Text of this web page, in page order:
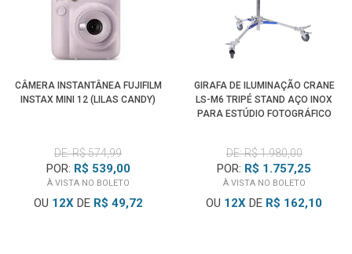
Compatível com outras Câmeras de Cinema, Filmadoras,
monitores, transmissores, gravadores, iluminadores e
equipamentos desenvolvidos para Baterias Canon da Série
945, BP-950, BP-950G, BP-955, BP-970G e BP-975, desde
que sejam respeitados o encaixe, a tensão, a polaridade e
CÂMERA INSTANTÂNEA FUJIFILM
INSTAX MINI 12 (LILAS CANDY)
DE: R$ 574,99
POR: R$ 539,00
À VISTA NO BOLETO
OU 12XDE R$ 49,72
GIRAFA DE ILUMINAÇÃO CRANE
LS-M6 TRIPÉ STAND AÇO INOX
PARA ESTÚDIO FOTOGRÁFICO
DE: R$ 1.980,00
POR: R$ 1.757,25
À VISTA NO BOLETO
OU 12X DE R$ 162,10